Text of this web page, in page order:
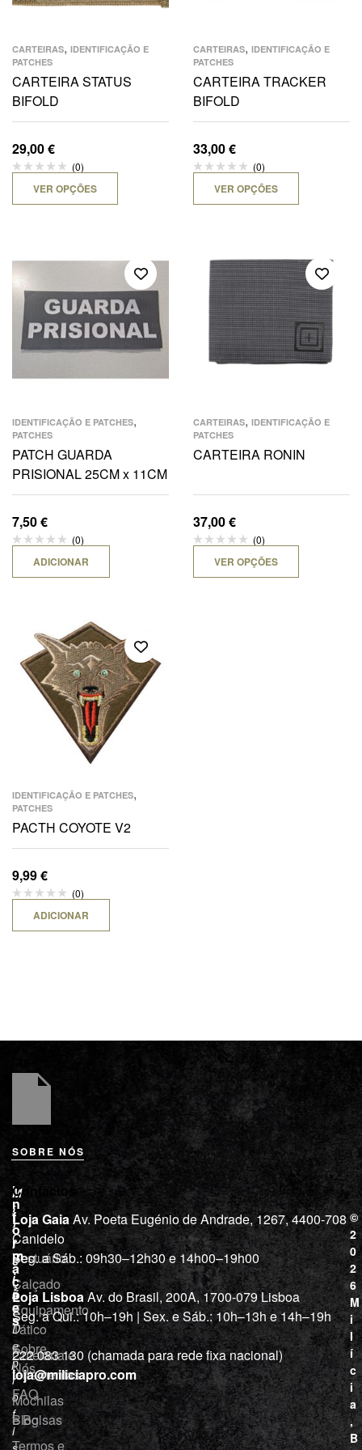
CARTEIRAS, IDENTIFICAÇÃO E
PATCHES
CARTEIRA STATUS
BIFOLD
29,00€
(0)
VER OPÇÕES
CARTEIRAS, IDENTIFICAÇÃO E
PATCHES
CARTEIRA TRACKER
BIFOLD
33,00€
(0)
VER OPÇÕES
IDENTIFICAÇÃO E PATCHES,
PATCHES
PATCH GUARDA
PRISIONAL 25CM x 11CM
7,50€
(0)
ADICIONAR
CARTEIRAS, IDENTIFICAÇÃO E
PATCHES
CARTEIRA RONIN
37,00€
(0)
VER OPÇÕES
IDENTIFICAÇÃO E PATCHES,
PATCHES
PACTH COYOTE V2
9,99€
(0)
ADICIONAR
SOBRE NÓS
M
i
l
í
c
i
a
“
D
e
p
r
o
f
i
L
o
j
a
Vestuário
Calçado
Equipamento
Tático
Cutelaria e
ferramentas
Mochilas
e Bolsas
I
n
f
o
r
m
a
ç
õ
e
s
Sobre
Nós
FAQ
Blog
Termos e
Contactos
Loja GaiaAv. Poeta Eugénio de Andrade, 1267, 4400-708
Canidelo
Seg. a Sáb.: 09h30–12h30 e 14h00–19h00
Loja LisboaAv. do Brasil, 200A, 1700-079 Lisboa
Seg. a Qui.: 10h–19h | Sex. e Sáb.: 10h–13h e 14h–19h
222 083 130 (chamada para rede fixa nacional)
loja@miliciapro.com
©
2
0
2
6
M
i
l
í
c
i
a
,
B